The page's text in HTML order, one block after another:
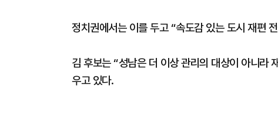
정치권에서는 이를 두고 “속도감 있는 도시 재편
김 후보는 “성남은 더 이상 관리의 대상이 아니라
우고 있다.